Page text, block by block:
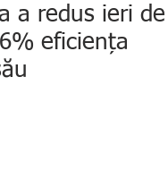
a redus ieri de
eficiența